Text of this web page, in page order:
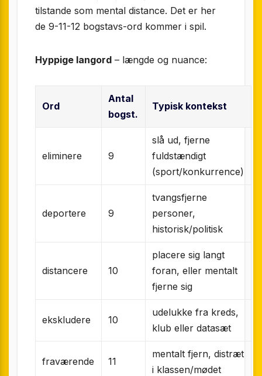
tilstande som mental distance. Det er her
de 9-11-12 bogstavs-ord kommer i spil.
Hyppige langord – længde og nuance:
Ord
Antal
bogst.
Typisk kontekst
eliminere 9
slå ud, fjerne
fuldstændigt
(sport/konkurrence)
deportere 9
tvangsfjerne
personer,
historisk/politisk
distancere 10
placere sig langt
foran, eller mentalt
fjerne sig
ekskludere 10
udelukke fra kreds,
klub eller datasæt
fraværende 11
mentalt fjern, distræt
i klassen/mødet